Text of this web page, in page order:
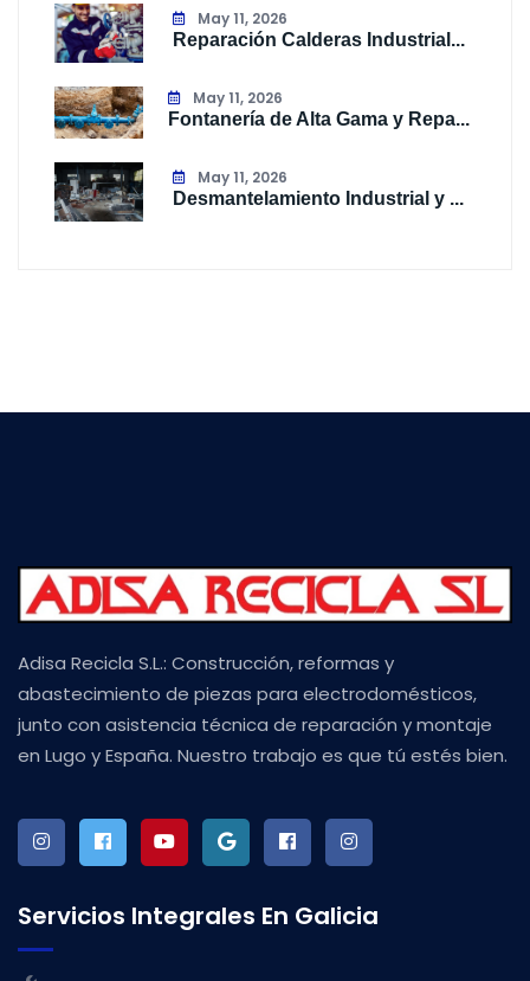
May 11, 2026
Reparación Calderas Industrial...
May 11, 2026
Fontanería de Alta Gama y Repa...
May 11, 2026
Desmantelamiento Industrial y ...
Adisa Recicla S.L.: Construcción, reformas y
abastecimiento de piezas para electrodomésticos,
junto con asistencia técnica de reparación y montaje
en Lugo y España. Nuestro trabajo es que tú estés bien.
Servicios Integrales En Galicia